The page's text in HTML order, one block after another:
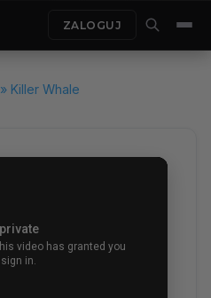
ZALOGUJ
» Killer Whale